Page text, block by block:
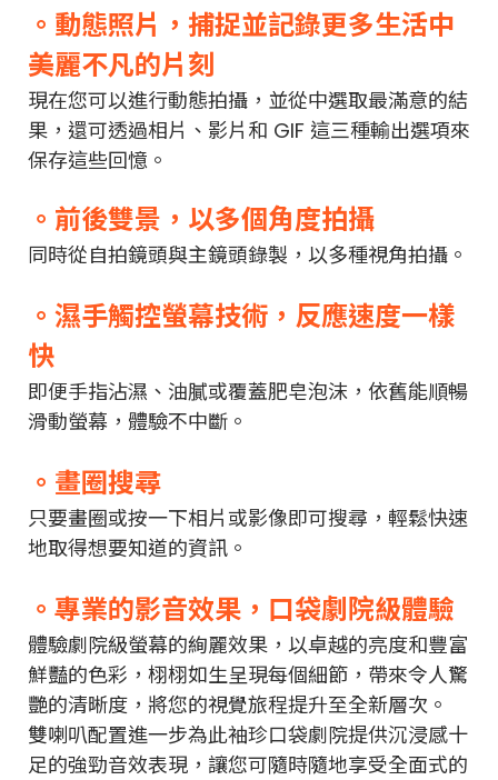
。動態照片，捕捉並記錄更多生活中
美麗不凡的片刻
現在您可以進行動態拍攝，並從中選取最滿意的結
果，還可透過相片、影片和 GIF 這三種輸出選項來
保存這些回憶。
。前後雙景，以多個角度拍攝
同時從自拍鏡頭與主鏡頭錄製，以多種視角拍攝。
。濕手觸控螢幕技術，反應速度一樣
快
即便手指沾濕、油膩或覆蓋肥皂泡沫，依舊能順暢
滑動螢幕，體驗不中斷。
。畫圈搜尋
只要畫圈或按一下相片或影像即可搜尋，輕鬆快速
地取得想要知道的資訊。
。專業的影音效果，口袋劇院級體驗
體驗劇院級螢幕的絢麗效果，以卓越的亮度和豐富
鮮豔的色彩，栩栩如生呈現每個細節，帶來令人驚
艷的清晰度，將您的視覺旅程提升至全新層次。
雙喇叭配置進一步為此袖珍口袋劇院提供沉浸感十
足的強勁音效表現，讓您可隨時隨地享受全面式的